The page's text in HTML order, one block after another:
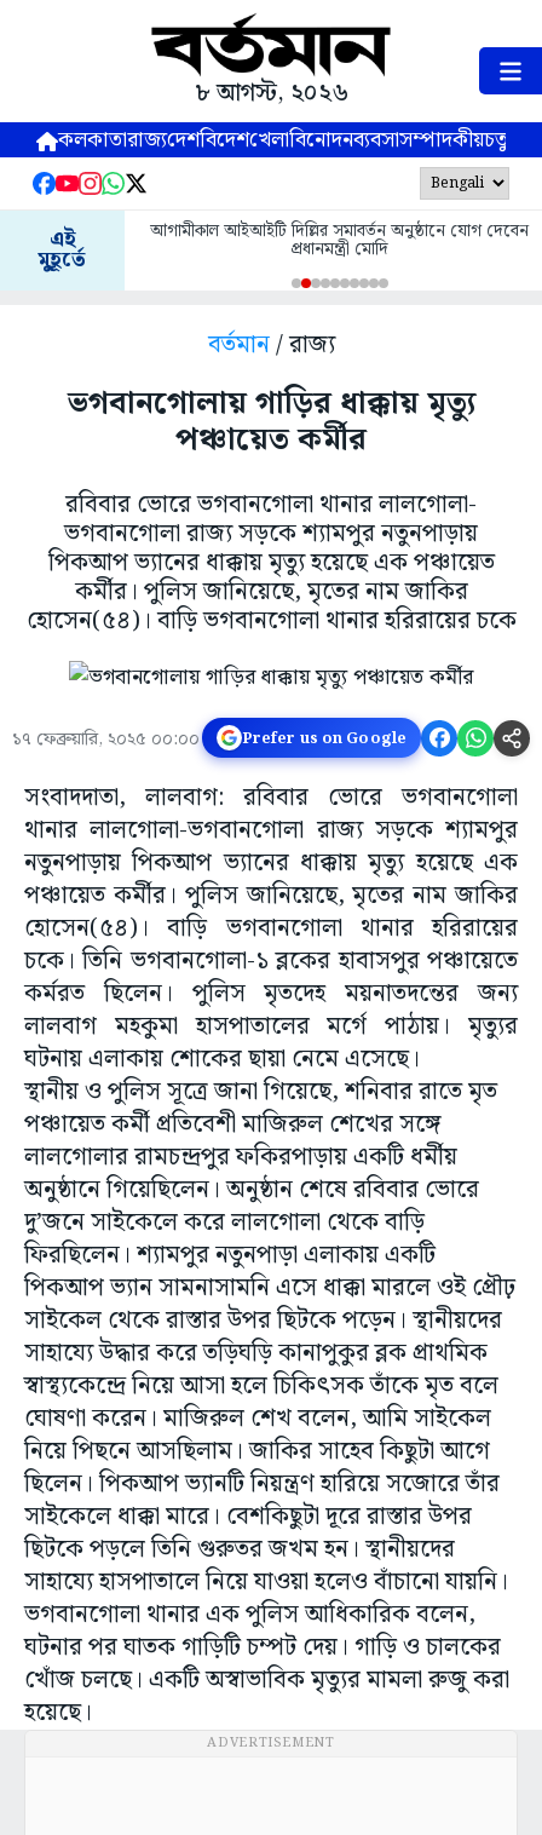
৮ আগস্ট, ২০২৬
কলকাতারাজ্যদেশবিদেশখেলাবিনোদনব্যবসাসম্পাদকীয়
এই
মুহূর্তে
আগামীকাল আইআইটি দিল্লির সমাবর্তন অনুষ্ঠানে যোগ দেবেন
প্রধানমন্ত্রী মোদি
বর্তমান/ রাজ্য
ভগবানগোলায় গাড়ির ধাক্কায় মৃত্যু
পঞ্চায়েত কর্মীর
রবিবার ভোরে ভগবানগোলা থানার লালগোলা-
ভগবানগোলা রাজ্য সড়কে শ্যামপুর নতুনপাড়ায়
পিকআপ ভ্যানের ধাক্কায় মৃত্যু হয়েছে এক পঞ্চায়েত
কর্মীর। পুলিস জানিয়েছে, মৃতের নাম জাকির
হোসেন(৫৪)। বাড়ি ভগবানগোলা থানার হরিরায়ের চকে
১৭ ফেব্রুয়ারি, ২০২৫ ০০:০০ Prefer us on Google
সংবাদদাতা, লালবাগ: রবিবার ভোরে ভগবানগোলা
থানার লালগোলা-ভগবানগোলা রাজ্য সড়কে শ্যামপুর
নতুনপাড়ায় পিকআপ ভ্যানের ধাক্কায় মৃত্যু হয়েছে এক
পঞ্চায়েত কর্মীর। পুলিস জানিয়েছে, মৃতের নাম জাকির
হোসেন(৫৪)। বাড়ি ভগবানগোলা থানার হরিরায়ের
চকে। তিনি ভগবানগোলা-১ ব্লকের হাবাসপুর পঞ্চায়েতে
কর্মরত ছিলেন। পুলিস মৃতদেহ ময়নাতদন্তের জন্য
লালবাগ মহকুমা হাসপাতালের মর্গে পাঠায়। মৃত্যুর
ঘটনায় এলাকায় শোকের ছায়া নেমে এসেছে।
স্থানীয় ও পুলিস সূত্রে জানা গিয়েছে, শনিবার রাতে মৃত
পঞ্চায়েত কর্মী প্রতিবেশী মাজিরুল শেখের সঙ্গে
লালগোলার রামচন্দ্রপুর ফকিরপাড়ায় একটি ধর্মীয়
অনুষ্ঠানে গিয়েছিলেন। অনুষ্ঠান শেষে রবিবার ভোরে
দু’জনে সাইকেলে করে লালগোলা থেকে বাড়ি
ফিরছিলেন। শ্যামপুর নতুনপাড়া এলাকায় একটি
পিকআপ ভ্যান সামনাসামনি এসে ধাক্কা মারলে ওই প্রৌঢ়
সাইকেল থেকে রাস্তার উপর ছিটকে পড়েন। স্থানীয়দের
সাহায্যে উদ্ধার করে তড়িঘড়ি কানাপুকুর ব্লক প্রাথমিক
স্বাস্থ্যকেন্দ্রে নিয়ে আসা হলে চিকিৎসক তাঁকে মৃত বলে
ঘোষণা করেন। মাজিরুল শেখ বলেন, আমি সাইকেল
নিয়ে পিছনে আসছিলাম। জাকির সাহেব কিছুটা আগে
ছিলেন। পিকআপ ভ্যানটি নিয়ন্ত্রণ হারিয়ে সজোরে তাঁর
সাইকেলে ধাক্কা মারে। বেশকিছুটা দূরে রাস্তার উপর
ছিটকে পড়লে তিনি গুরুতর জখম হন। স্থানীয়দের
সাহায্যে হাসপাতালে নিয়ে যাওয়া হলেও বাঁচানো যায়নি।
ভগবানগোলা থানার এক পুলিস আধিকারিক বলেন,
ঘটনার পর ঘাতক গাড়িটি চম্পট দেয়। গাড়ি ও চালকের
খোঁজ চলছে। একটি অস্বাভাবিক মৃত্যুর মামলা রুজু করা
হয়েছে।
ADVERTISEMENT